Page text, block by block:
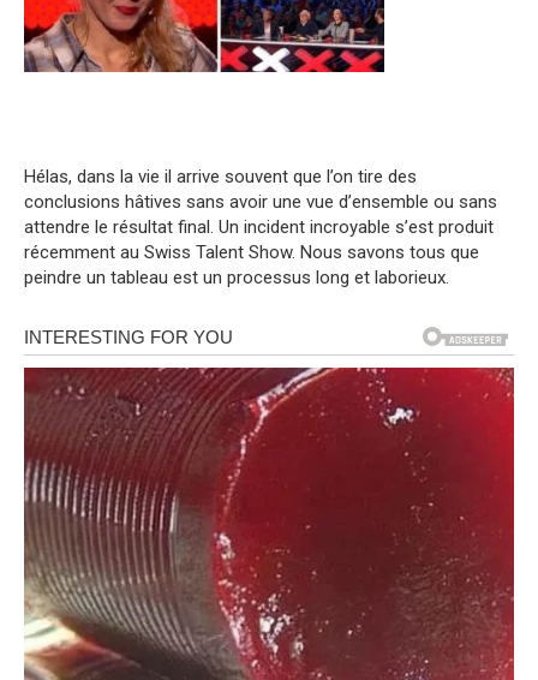
Hélas, dans la vie il arrive souvent que l’on tire des
conclusions hâtives sans avoir une vue d’ensemble ou sans
attendre le résultat final. Un incident incroyable s’est produit
récemment au Swiss Talent Show. Nous savons tous que
peindre un tableau est un processus long et laborieux.